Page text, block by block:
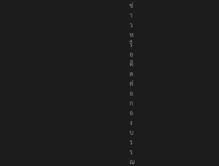
ข่
า
ว
ห
รื
อ
ติ
ด
ต่
อ
ก
อ
ง
บ
ร
ร
ณ